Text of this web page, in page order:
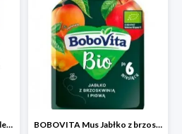
HUMANA 4 Mali Odkrywcy Mleko modyfikowane po 24 m-cu + poduszka Gratis BOBOVITA Mus Jabłko z brzoskwinią i pigwą